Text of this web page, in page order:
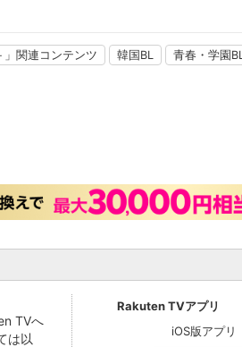
」関連コンテンツ 韓国BL 青春・学園BL
TVへ
は以
Rakuten TVアプリ
iOS版アプリ